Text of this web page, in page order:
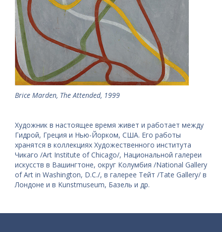
Brice Marden, The Attended, 1999
Художник в настоящее время живет и работает между
Гидрой, Греция и Нью-Йорком, США. Его работы
хранятся в коллекциях Художественного института
Чикаго /Art Institute of Chicago/, Национальной галереи
искусств в Вашингтоне, округ Колумбия /National Gallery
of Art in Washington, D.C./, в галерее Тейт /Tate Gallery/ в
Лондоне и в Kunstmuseum, Базель и др.